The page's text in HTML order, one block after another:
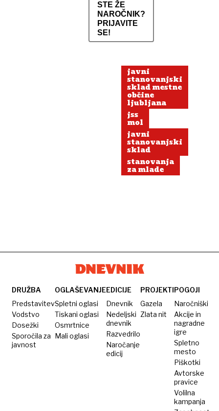
STE ŽE
NAROČNIK?
PRIJAVITE
SE!
javni
stanovanjski
sklad mestne
občine
ljubljana
jss
mol
javni
stanovanjski
sklad
stanovanja
za mlade
DRUŽBA
Predstavitev
Vodstvo
Dosežki
Sporočila za
javnost
OGLAŠEVANJE
Spletni oglasi
Tiskani oglasi
Osmrtnice
Mali oglasi
EDICIJE
Dnevnik
Nedeljski
dnevnik
Razvedrilo
Naročanje
edicij
PROJEKTI
Gazela
Zlata nit
POGOJI
Naročniški
Akcije in
nagradne
igre
Spletno
mesto
Piškotki
Avtorske
pravice
Volilna
kampanja